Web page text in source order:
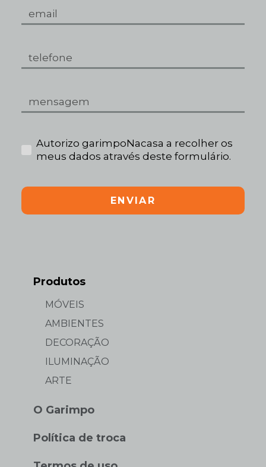
Autorizo garimpoNacasa a recolher os
meus dados através deste formulário.
ENVIAR
Produtos
MÓVEIS
AMBIENTES
DECORAÇÃO
ILUMINAÇÃO
ARTE
O Garimpo
Política de troca